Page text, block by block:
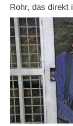
Rohr, das direkt